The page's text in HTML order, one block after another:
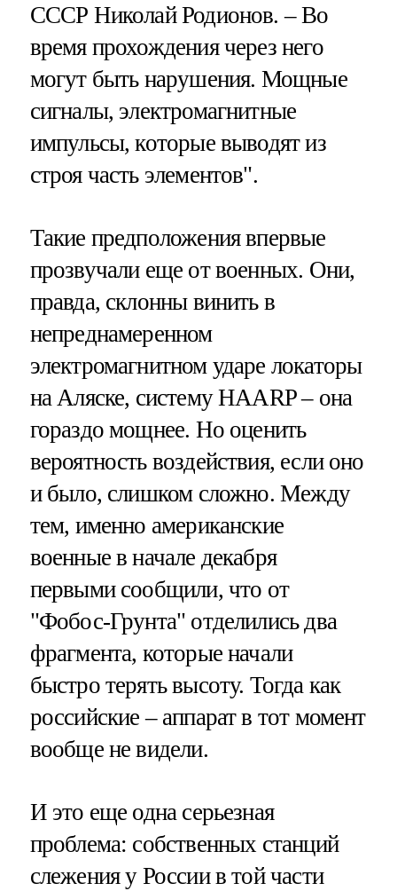
СССР Николай Родионов. – Во
время прохождения через него
могут быть нарушения. Мощные
сигналы, электромагнитные
импульсы, которые выводят из
строя часть элементов".
Такие предположения впервые
прозвучали еще от военных. Они,
правда, склонны винить в
непреднамеренном
электромагнитном ударе локаторы
на Аляске, систему HAARP – она
гораздо мощнее. Но оценить
вероятность воздействия, если оно
и было, слишком сложно. Между
тем, именно американские
военные в начале декабря
первыми сообщили, что от
"Фобос-Грунта" отделились два
фрагмента, которые начали
быстро терять высоту. Тогда как
российские – аппарат в тот момент
вообще не видели.
И это еще одна серьезная
проблема: собственных станций
слежения у России в той части